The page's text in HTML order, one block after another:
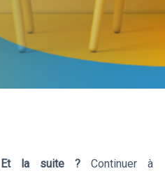
Et la suite ?Continuer à